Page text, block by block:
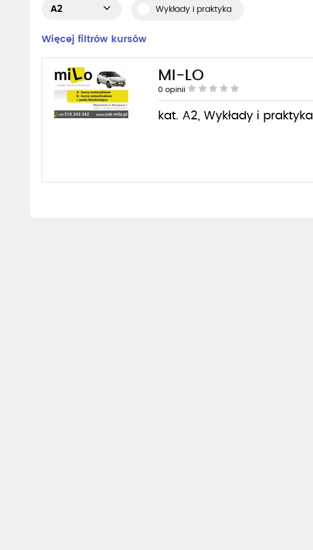
A2 Wykłady i praktyka
Więcej filtrów kursów
MI-LO
0 opinii
kat. A2, Wykłady i praktyka